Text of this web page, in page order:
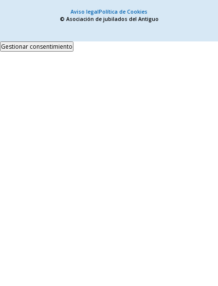
© Asociación de jubilados del Antiguo
Aviso legalPolítica de Cookies
Gestionar consentimiento